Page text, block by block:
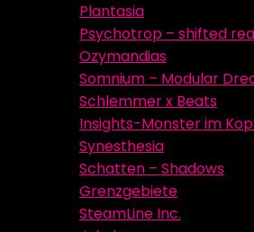
Plantasia
Psychotrop – shifted
Ozymandias
Somnium – Modular
Schlemmer x Beats
Insights-Monster im
Synesthesia
Schatten – Shadows
Grenzgebiete
SteamLine Inc.